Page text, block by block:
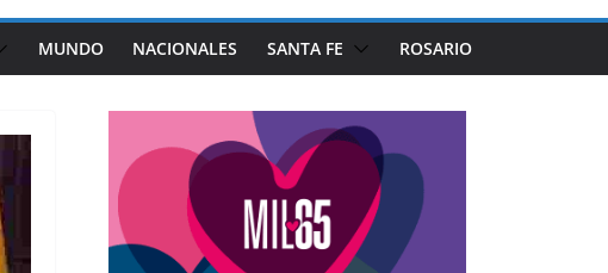
MUNDO NACIONALES SANTA FE ROSARIO